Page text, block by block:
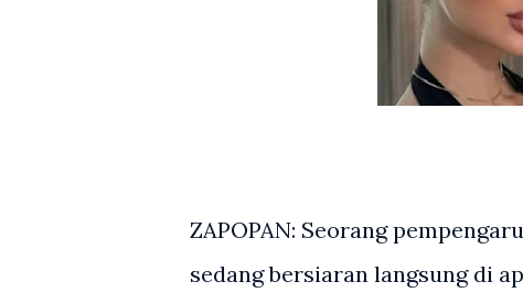
ZAPOPAN: Seorang
sedang bersiaran langsung di